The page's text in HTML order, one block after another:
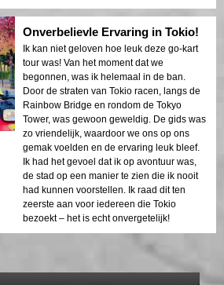
Onverbelievle Ervaring in Tokio!
Ik kan niet geloven hoe leuk deze go-kart
tour was! Van het moment dat we
begonnen, was ik helemaal in de ban.
Door de straten van Tokio racen, langs de
Rainbow Bridge en rondom de Tokyo
Tower, was gewoon geweldig. De gids was
zo vriendelijk, waardoor we ons op ons
gemak voelden en de ervaring leuk bleef.
Ik had het gevoel dat ik op avontuur was,
de stad op een manier te zien die ik nooit
had kunnen voorstellen. Ik raad dit ten
zeerste aan voor iedereen die Tokio
bezoekt – het is echt onvergetelijk!